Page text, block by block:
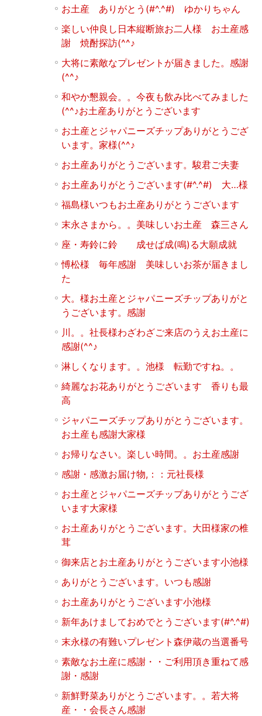
お土産 ありがとう(#^.^#) ゆかりちゃん
楽しい仲良し日本縦断旅お二人様 お土産感
謝 焼酎探訪(^^♪
大将に素敵なプレゼントが届きました。感謝
(^^♪
和やか懇親会。。今夜も飲み比べてみました
(^^♪お土産ありがとうございます
お土産とジャパニーズチップありがとうござ
います。家様(^^♪
お土産ありがとうございます。駿君ご夫妻
お土産ありがとうございます(#^.^#) 大…様
福島様いつもお土産ありがとうございます
末永さまから。。美味しいお土産 森三さん
座・寿鈴に鈴 成せば成(鳴)る大願成就
愽松様 毎年感謝 美味しいお茶が届きまし
た
大。様お土産とジャパニーズチップありがと
うございます。感謝
川。。社長様わざわざご来店のうえお土産に
感謝(^^♪
淋しくなります。。池様 転勤ですね。。
綺麗なお花ありがとうございます 香りも最
高
ジャパニーズチップありがとうございます。
お土産も感謝大家様
お帰りなさい。楽しい時間。。お土産感謝
感謝・感激お届け物,：：元社長様
お土産とジャパニーズチップありがとうござ
います大家様
お土産ありがとうございます。大田様家の椎
茸
御来店とお土産ありがとうございます小池様
ありがとうございます。いつも感謝
お土産ありがとうございます小池様
新年あけましておめでとうございます(#^.^#)
末永様の有難いプレゼント森伊蔵の当選番号
素敵なお土産に感謝・・ご利用頂き重ねて感
謝・感謝
新鮮野菜ありがとうございます。。若大将
産・・会長さん感謝